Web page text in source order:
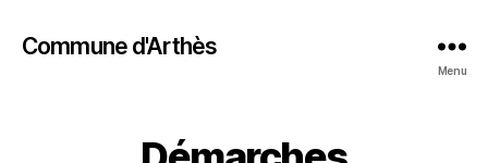
Commune d'Arthès
Menu